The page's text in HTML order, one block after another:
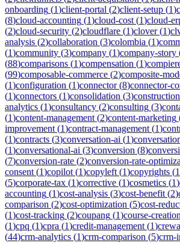
onboarding (1)client-portal (2)client-setup (1)
(8)cloud-accounting (1)cloud-cost (1)cloud-
(2)cloud-security (2)cloudflare (1)clover(1)
analysis (2)collaboration (3)colombia (1)
(1)community (3)company (1)company-story
(88)comparisons (1)compensation (1)
(99)composable-commerce (2)composite-
(1)configuration (1)connector(8)connector-
(1)connectors (1)consolidation (3)construction
analytics (1)consultancy (2)consulting (3)
(1)content-management (2)content-marketing
improvement (1)contract-management (1)
(1)contracts (3)conversation-ai (1)
(1)conversational-ai (3)conversion (8)
(7)conversion-rate (2)conversion-rate-
consent (1)copilot (1)copyleft (1)copyrights (1
(5)corporate-tax (1)corrective (1)cosmetics (1)
accounting (1)cost-analysis (3)cost-benefit (2)
comparison (2)cost-optimization (5)cost-
(1)cost-tracking (2)coupang (1)course-creation
(1)cpq (1)cpra (1)credit-management (1)
(44)crm-analytics (1)crm-comparison (5)crm-